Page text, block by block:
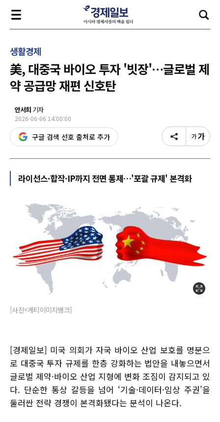
생활경제
美, 대중국 바이오 투자 '빗장'…글로벌 제
약 공급망 재편 신호탄
안서희 기자
2026-06-06 14:00:00
구글 검색 선호 출처로 추가
라이선스·합작·IP까지 전면 통제…'포괄 규제' 본격화
[사진=게티이미지뱅크]
[경제일보] 미국 의회가 자국 바이오 산업 보호를 명분으
로 대중국 투자 규제를 한층 강화하는 법안을 내놓으면서
글로벌 제약·바이오 산업 지형에 변화 조짐이 감지되고 있
다. 단순한 통상 갈등을 넘어 ‘기술·데이터·임상 주권’을
둘러싼 전략 경쟁이 본격화됐다는 분석이 나온다.